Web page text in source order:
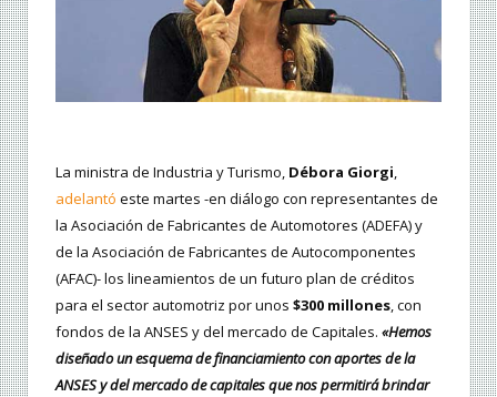
La ministra de Industria y Turismo, Débora Giorgi,
adelantó este martes -en diálogo con representantes de
la Asociación de Fabricantes de Automotores (ADEFA) y
de la Asociación de Fabricantes de Autocomponentes
(AFAC)- los lineamientos de un futuro plan de créditos
para el sector automotriz por unos $300 millones, con
fondos de la ANSES y del mercado de Capitales. «Hemos
diseñado un esquema de financiamiento con aportes de la
ANSES y del mercado de capitales que nos permitirá brindar